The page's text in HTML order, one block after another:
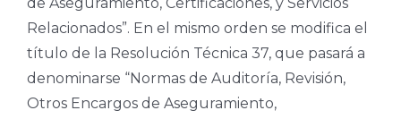
de Aseguramiento, Certificaciones, y Servicios
Relacionados”. En el mismo orden se modifica el
título de la Resolución Técnica 37, que pasará a
denominarse “Normas de Auditoría, Revisión,
Otros Encargos de Aseguramiento,